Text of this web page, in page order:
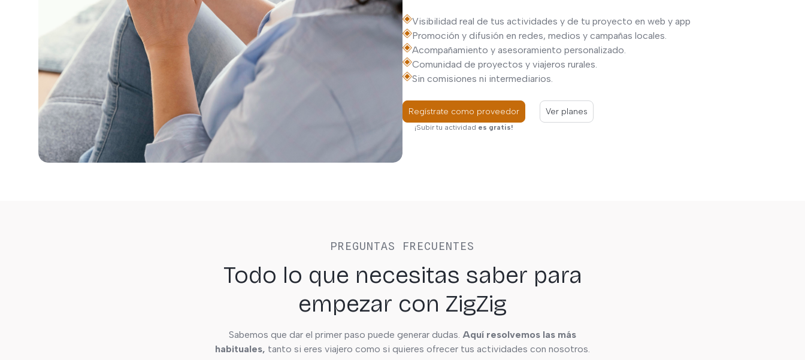
Visibilidad real de tus actividades y de tu proyecto en web y app
Promoción y difusión en redes, medios y campañas locales.
Acompañamiento y asesoramiento personalizado.
Comunidad de proyectos y viajeros rurales.
Sin comisiones ni intermediarios.
Regístrate como proveedor
¡Subir tu actividad es gratis!
Ver planes
PREGUNTAS FRECUENTES
Todo lo que necesitas saber para
empezar con ZigZig
Sabemos que dar el primer paso puede generar dudas. Aquí resolvemos las más
habituales, tanto si eres viajero como si quieres ofrecer tus actividades con nosotros.